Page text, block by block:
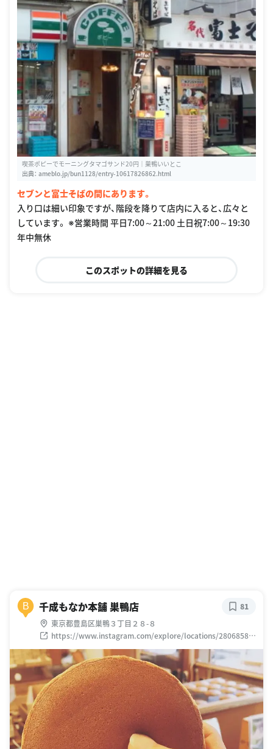
喫茶ポピーでモーニングタマゴサンド20円｜巣鴨いいとこ
出典： ameblo.jp/bun1128/entry-10617826862.html
セブンと富士そばの間にあります。
入り口は細い印象ですが、階段を降りて店内に入ると、広々と
しています。 ※営業時間 平日7:00～21:00 土日祝7:00～19:30
年中無休
このスポットの詳細を見る
B 千成もなか本舗 巣鴨店
東京都豊島区巣鴨３丁目２８-８
https://www.instagram.com/explore/locations/28068583
6119508
81